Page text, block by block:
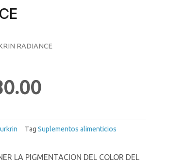
RADIANCE
Tag Suplementos alimenticios
LA PIGMENTACION DEL COLOR DEL